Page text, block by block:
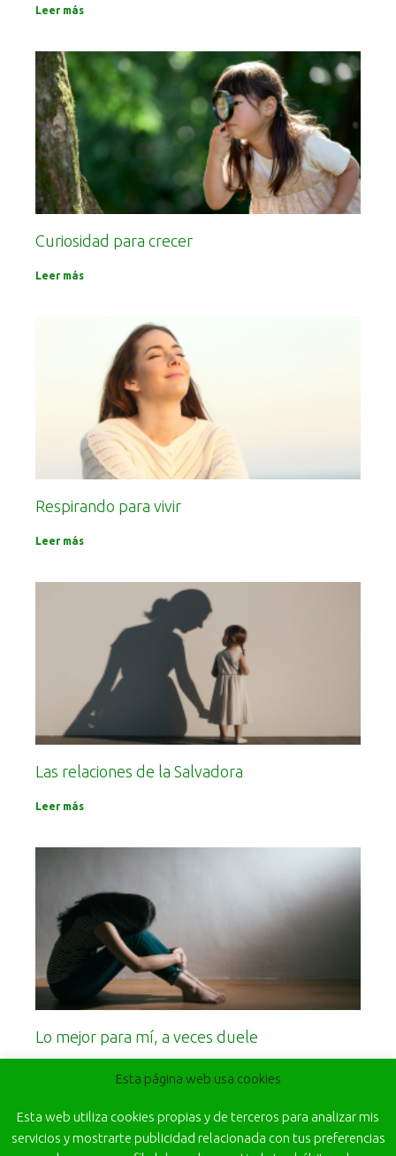
Leer más
Curiosidad para crecer
Leer más
Respirando para vivir
Leer más
Las relaciones de la Salvadora
Leer más
Lo mejor para mí, a veces duele
Esta página web usa cookies
Esta web utiliza cookies propias y de terceros para analizar mis
servicios y mostrarte publicidad relacionada con tus preferencias